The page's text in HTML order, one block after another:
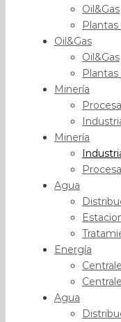
Oil&Gas
Oil&Gas
Oil&Gas
Minería
Minería
Agua
Energía
Agua